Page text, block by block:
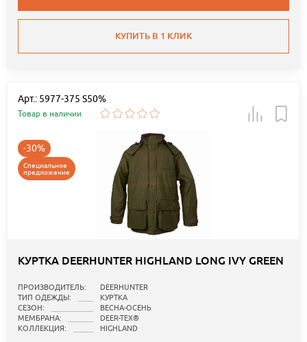
КУПИТЬ В 1 КЛИК
Арт.: 5977-375 S50%
Товар в наличии
-30%
Специальное
предложение
КУРТКА DEERHUNTER HIGHLAND LONG IVY GREEN
ПРОИЗВОДИТЕЛЬ:
DEERHUNTER
ТИП ОДЕЖДЫ:
КУРТКА
СЕЗОН:
ВЕСНА-ОСЕНЬ
МЕМБРАНА:
DEER-TEX®
КОЛЛЕКЦИЯ:
HIGHLAND